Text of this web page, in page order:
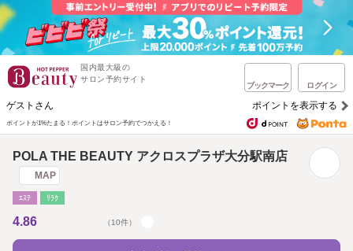
国内最大級の
サロン予約サイト
ブックマーク ログイン
ゲストさん ポイントを表示する
ポイントが1%たまる！ ポイントはサロン予約でつかえる！
POLA THE BEAUTY アクロスプラザ大分駅南店
MAP
ｴｽﾃ ﾘﾗｸ
4.86 （10件）